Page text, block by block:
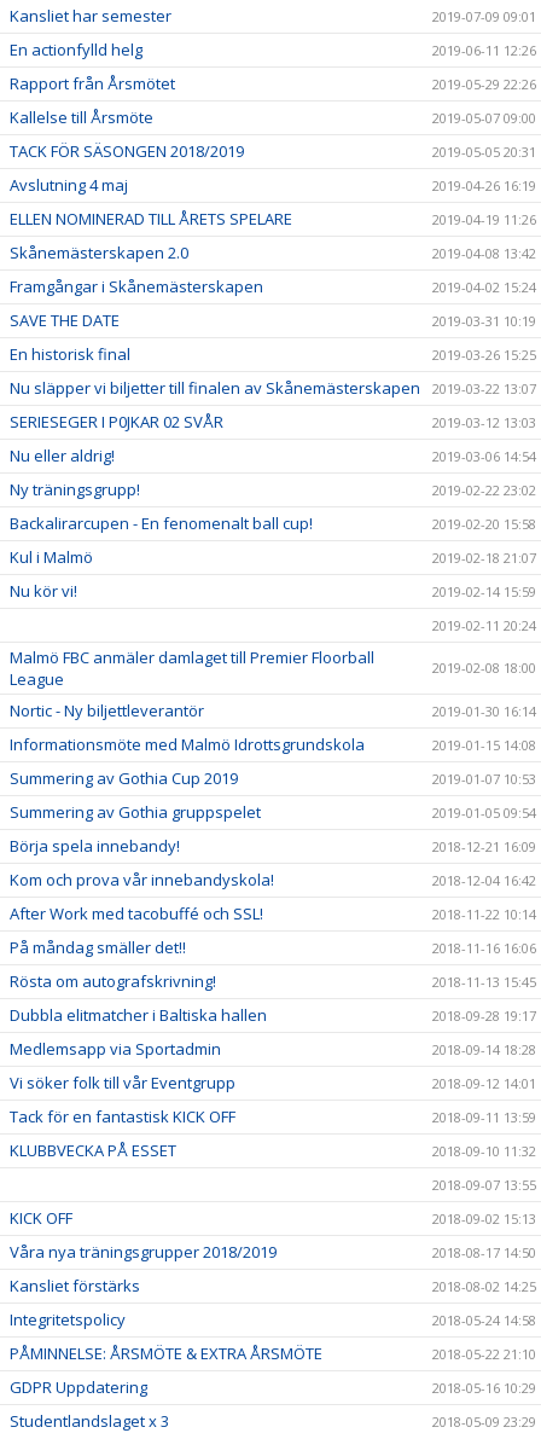
Kansliet har semester 2019-07-09 09:01
En actionfylld helg 2019-06-11 12:26
Rapport från Årsmötet 2019-05-29 22:26
Kallelse till Årsmöte 2019-05-07 09:00
TACK FÖR SÄSONGEN 2018/2019 2019-05-05 20:31
Avslutning 4 maj 2019-04-26 16:19
ELLEN NOMINERAD TILL ÅRETS SPELARE 2019-04-19 11:26
Skånemästerskapen 2.0 2019-04-08 13:42
Framgångar i Skånemästerskapen 2019-04-02 15:24
SAVE THE DATE 2019-03-31 10:19
En historisk final 2019-03-26 15:25
Nu släpper vi biljetter till finalen av Skånemästerskapen 2019-03-22 13:07
SERIESEGER I P0JKAR 02 SVÅR 2019-03-12 13:03
Nu eller aldrig! 2019-03-06 14:54
Ny träningsgrupp! 2019-02-22 23:02
Backalirarcupen - En fenomenalt ball cup! 2019-02-20 15:58
Kul i Malmö 2019-02-18 21:07
Nu kör vi!
2019-02-14 15:59
2019-02-11 20:24
Malmö FBC anmäler damlaget till Premier Floorball
League
2019-02-08 18:00
Nortic - Ny biljettleverantör 2019-01-30 16:14
Informationsmöte med Malmö Idrottsgrundskola 2019-01-15 14:08
Summering av Gothia Cup 2019 2019-01-07 10:53
Summering av Gothia gruppspelet 2019-01-05 09:54
Börja spela innebandy! 2018-12-21 16:09
Kom och prova vår innebandyskola! 2018-12-04 16:42
After Work med tacobuffé och SSL! 2018-11-22 10:14
På måndag smäller det!! 2018-11-16 16:06
Rösta om autografskrivning! 2018-11-13 15:45
Dubbla elitmatcher i Baltiska hallen 2018-09-28 19:17
Medlemsapp via Sportadmin 2018-09-14 18:28
Vi söker folk till vår Eventgrupp 2018-09-12 14:01
Tack för en fantastisk KICK OFF 2018-09-11 13:59
KLUBBVECKA PÅ ESSET
2018-09-10 11:32
2018-09-07 13:55
KICK OFF 2018-09-02 15:13
Våra nya träningsgrupper 2018/2019 2018-08-17 14:50
Kansliet förstärks 2018-08-02 14:25
Integritetspolicy 2018-05-24 14:58
PÅMINNELSE: ÅRSMÖTE & EXTRA ÅRSMÖTE 2018-05-22 21:10
GDPR Uppdatering 2018-05-16 10:29
Studentlandslaget x 3 2018-05-09 23:29